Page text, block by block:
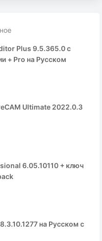
Plus 9.5.365.0 с
+ Pro на Русском
Ultimate 2022.0.3
6.05.10110 + ключ
на Русском с